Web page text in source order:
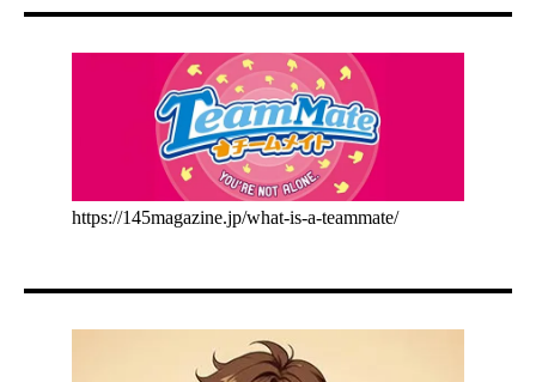
https://145magazine.jp/what-is-a-teammate/